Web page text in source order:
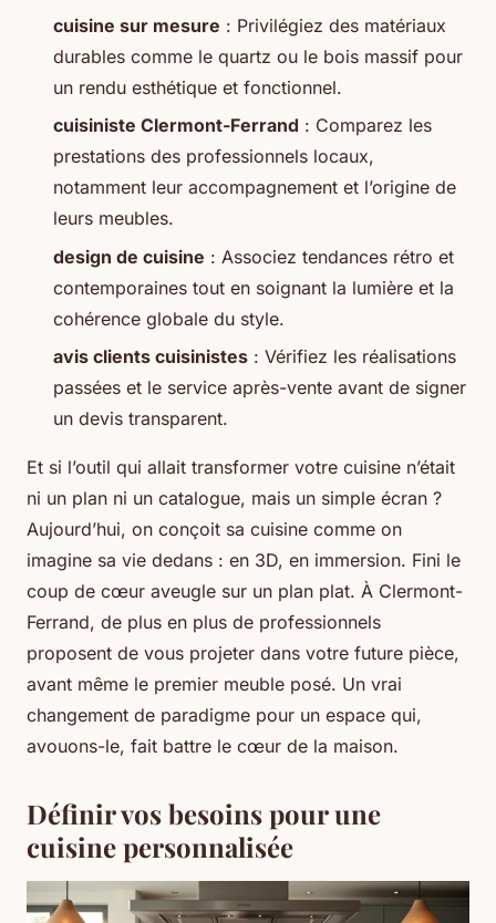
cuisine sur mesure : Privilégiez des matériaux
durables comme le quartz ou le bois massif pour
un rendu esthétique et fonctionnel.
cuisiniste Clermont-Ferrand : Comparez les
prestations des professionnels locaux,
notamment leur accompagnement et l’origine de
leurs meubles.
design de cuisine : Associez tendances rétro et
contemporaines tout en soignant la lumière et la
cohérence globale du style.
avis clients cuisinistes : Vérifiez les réalisations
passées et le service après-vente avant de signer
un devis transparent.
Et si l’outil qui allait transformer votre cuisine n’était
ni un plan ni un catalogue, mais un simple écran ?
Aujourd’hui, on conçoit sa cuisine comme on
imagine sa vie dedans : en 3D, en immersion. Fini le
coup de cœur aveugle sur un plan plat. À Clermont-
Ferrand, de plus en plus de professionnels
proposent de vous projeter dans votre future pièce,
avant même le premier meuble posé. Un vrai
changement de paradigme pour un espace qui,
avouons-le, fait battre le cœur de la maison.
Définir vos besoins pour une
cuisine personnalisée